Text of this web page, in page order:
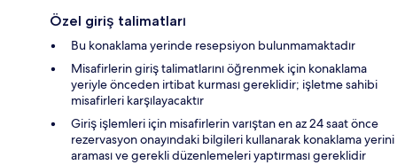
Özel giriş talimatları
Bu konaklama yerinde resepsiyon bulunmamaktadır
Misafirlerin giriş talimatlarını öğrenmek için konaklama
yeriyle önceden irtibat kurması gereklidir; işletme sahibi
misafirleri karşılayacaktır
Giriş işlemleri için misafirlerin varıştan en az 24 saat önce
rezervasyon onayındaki bilgileri kullanarak konaklama yerini
araması ve gerekli düzenlemeleri yaptırması gereklidir